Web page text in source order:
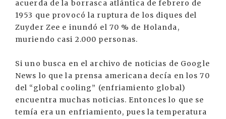
acuerda de la borrasca atlántica de febrero de
1953 que provocó la ruptura de los diques del
Zuyder Zee e inundó el 70 % de Holanda,
muriendo casi 2.000 personas.
Si uno busca en el archivo de noticias de Google
News lo que la prensa americana decía en los 70
del “global cooling” (enfriamiento global)
encuentra muchas noticias. Entonces lo que se
temía era un enfriamiento, pues la temperatura